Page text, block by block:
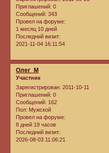
Приглашений: 0
Сообщений: 343
Провел на форуме:
1 месяц 10 дней
Последний визит:
2021-11-04 16:11:54
Олег_М
Участник
Зарегистрирован: 2011-10-11
Приглашений: 0
Сообщений: 162
Пол: Мужской
Провел на форуме:
8 дней 19 часов
Последний визит:
2026-08-03 11:06:21